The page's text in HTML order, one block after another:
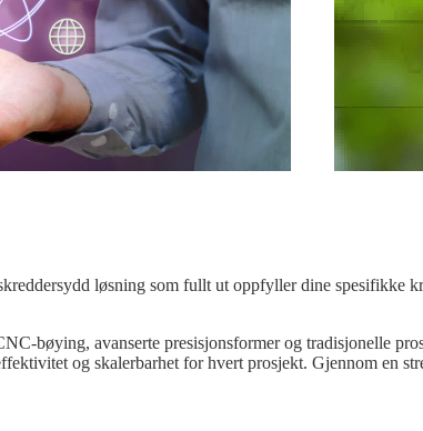
løsning som fullt ut oppfyller dine spesifikke
bøying, avanserte presisjonsformer og tradisjonelle
og skalerbarhet for hvert prosjekt. Gjennom en